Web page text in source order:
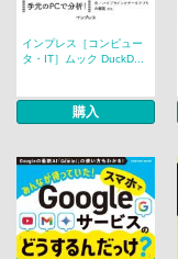
インプレス［コンピュー
タ・IT］ムック DuckD...
購入